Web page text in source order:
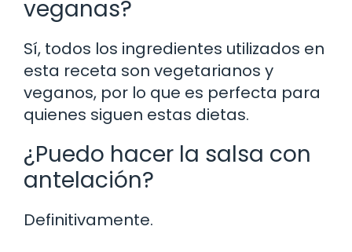
veganas?
Sí, todos los ingredientes utilizados en
esta receta son vegetarianos y
veganos, por lo que es perfecta para
quienes siguen estas dietas.
¿Puedo hacer la salsa con
antelación?
Definitivamente.